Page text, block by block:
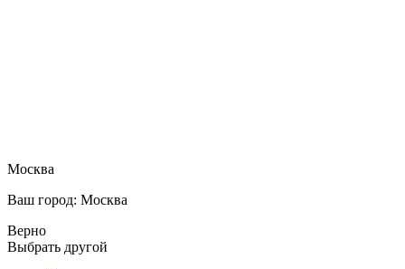
Москва
Ваш город: Москва
Верно
Выбрать другой